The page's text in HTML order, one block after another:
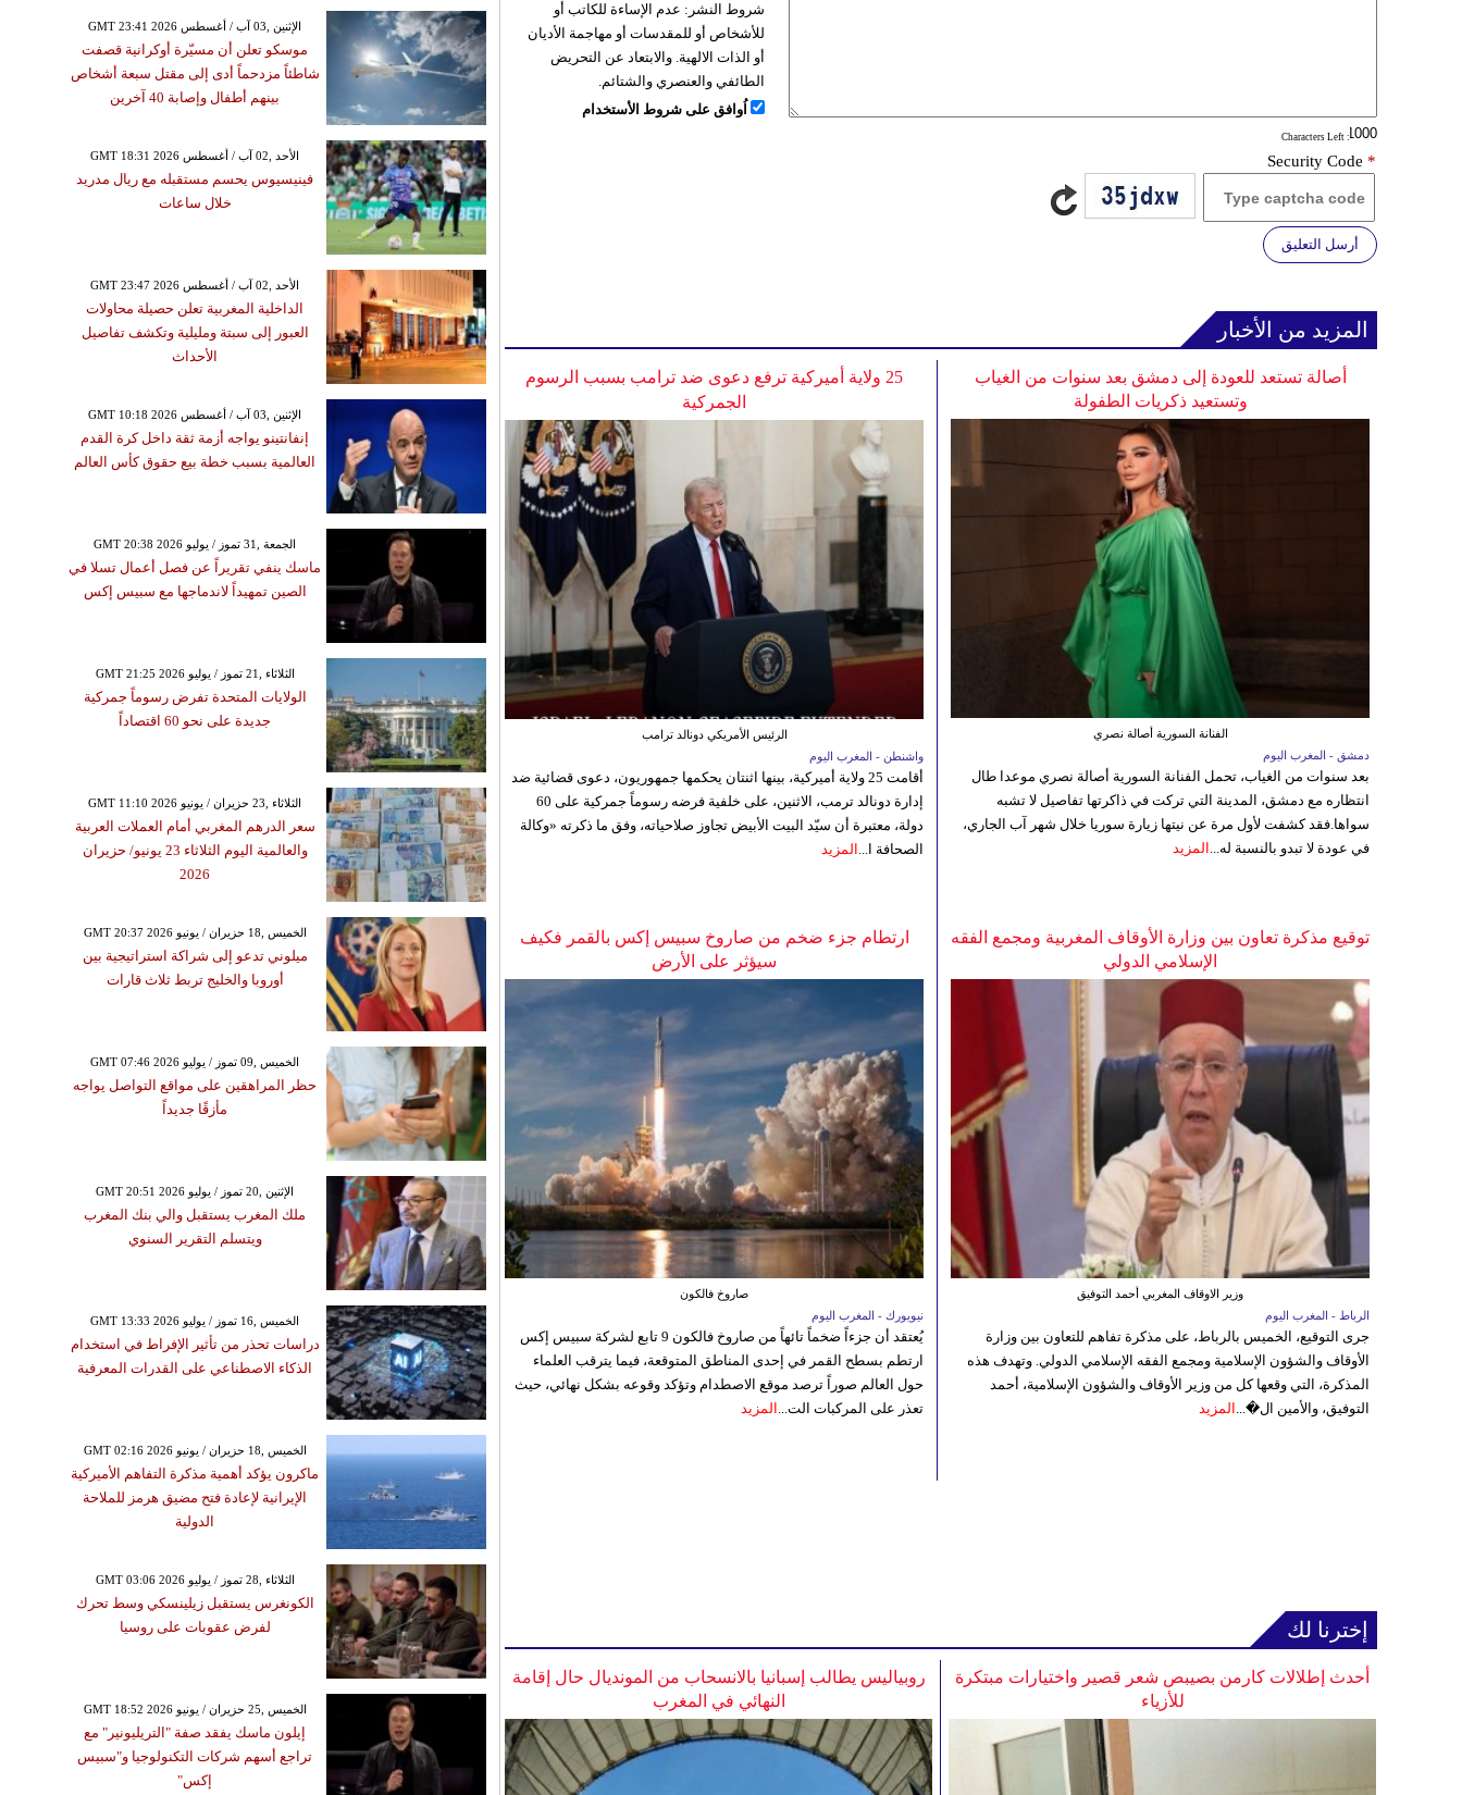
: Characters Left
شروط النشر: عدم الإساءة للكاتب أو
للأشخاص أو للمقدسات أو مهاجمة الأديان
أو الذات الالهية. والابتعاد عن التحريض
الطائفي والعنصري والشتائم.
اُوافق على شروط الأستخدام
Security Code *
أرسل التعليق
المزيد من الأخبار
25 ولاية أميركية ترفع دعوى ضد ترامب بسبب الرسوم
الجمركية
الرئيس الأمريكي دونالد ترامب
واشنطن - المغرب اليوم
أقامت 25 ولاية أميركية، بينها اثنتان يحكمها جمهوريون، دعوى قضائية ضد
إدارة دونالد ترمب، الاثنين، على خلفية فرضه رسوماً جمركية على 60
دولة، معتبرة أن سيّد البيت الأبيض تجاوز صلاحياته، وفق ما ذكرته «وكالة
الصحافة ا... المزيد
أصالة تستعد للعودة إلى دمشق بعد سنوات من الغياب
وتستعيد ذكريات الطفولة
الفنانة السورية أصالة نصري
دمشق - المغرب اليوم
بعد سنوات من الغياب، تحمل الفنانة السورية أصالة نصري موعدا طال
انتظاره مع دمشق، المدينة التي تركت في ذاكرتها تفاصيل لا تشبه
سواها.فقد كشفت لأول مرة عن نيتها زيارة سوريا خلال شهر آب الجاري،
في عودة لا تبدو بالنسبة له... المزيد
ارتطام جزء ضخم من صاروخ سبيس إكس بالقمر فكيف
سيؤثر على الأرض
صاروخ فالكون
نيويورك - المغرب اليوم
يُعتقد أن جزءاً ضخماً تائهاً من صاروخ فالكون 9 تابع لشركة سبيس إكس
ارتطم بسطح القمر في إحدى المناطق المتوقعة، فيما يترقب العلماء
حول العالم صوراً ترصد موقع الاصطدام وتؤكد وقوعه بشكل نهائي، حيث
تعذر على المركبات الت... المزيد
توقيع مذكرة تعاون بين وزارة الأوقاف المغربية ومجمع الفقه
الإسلامي الدولي
وزير الاوقاف المغربي أحمد التوفيق
الرباط - المغرب اليوم
جرى التوقيع، الخميس بالرباط، على مذكرة تفاهم للتعاون بين وزارة
الأوقاف والشؤون الإسلامية ومجمع الفقه الإسلامي الدولي. وتهدف هذه
المذكرة، التي وقعها كل من وزير الأوقاف والشؤون الإسلامية، أحمد
التوفيق، والأمين ال�... المزيد
إخترنا لك
روبياليس يطالب إسبانيا بالانسحاب من المونديال حال إقامة
النهائي في المغرب
أحدث إطلالات كارمن بصيبص شعر قصير واختيارات مبتكرة
للأزياء
GMT 23:41 2026 الإثنين ,03 آب / أغسطس
موسكو تعلن أن مسيّرة أوكرانية قصفت
شاطئاً مزدحماً أدى إلى مقتل سبعة أشخاص
بينهم أطفال وإصابة 40 آخرين
GMT 18:31 2026 الأحد ,02 آب / أغسطس
فينيسيوس يحسم مستقبله مع ريال مدريد
خلال ساعات
GMT 23:47 2026 الأحد ,02 آب / أغسطس
الداخلية المغربية تعلن حصيلة محاولات
العبور إلى سبتة ومليلية وتكشف تفاصيل
الأحداث
GMT 10:18 2026 الإثنين ,03 آب / أغسطس
إنفانتينو يواجه أزمة ثقة داخل كرة القدم
العالمية بسبب خطة بيع حقوق كأس العالم
GMT 20:38 2026 الجمعة ,31 تموز / يوليو
ماسك ينفي تقريراً عن فصل أعمال تسلا في
الصين تمهيداً لاندماجها مع سبيس إكس
GMT 21:25 2026 الثلاثاء ,21 تموز / يوليو
الولايات المتحدة تفرض رسوماً جمركية
جديدة على نحو 60 اقتصاداً
GMT 11:10 2026 الثلاثاء ,23 حزيران / يونيو
سعر الدرهم المغربي أمام العملات العربية
والعالمية اليوم الثلاثاء 23 يونيو/ حزيران
2026
GMT 20:37 2026 الخميس ,18 حزيران / يونيو
ميلوني تدعو إلى شراكة استراتيجية بين
أوروبا والخليج تربط ثلاث قارات
GMT 07:46 2026 الخميس ,09 تموز / يوليو
حظر المراهقين على مواقع التواصل يواجه
مأزقًا جديداً
GMT 20:51 2026 الإثنين ,20 تموز / يوليو
ملك المغرب يستقبل والي بنك المغرب
ويتسلم التقرير السنوي
GMT 13:33 2026 الخميس ,16 تموز / يوليو
دراسات تحذر من تأثير الإفراط في استخدام
الذكاء الاصطناعي على القدرات المعرفية
GMT 02:16 2026 الخميس ,18 حزيران / يونيو
ماكرون يؤكد أهمية مذكرة التفاهم الأميركية
الإيرانية لإعادة فتح مضيق هرمز للملاحة
الدولية
GMT 03:06 2026 الثلاثاء ,28 تموز / يوليو
الكونغرس يستقبل زيلينسكي وسط تحرك
لفرض عقوبات على روسيا
GMT 18:52 2026 الخميس ,25 حزيران / يونيو
إيلون ماسك يفقد صفة "التريليونير" مع
تراجع أسهم شركات التكنولوجيا و"سبيس
إكس"